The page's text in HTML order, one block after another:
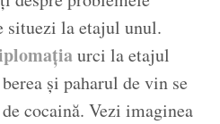
situezi la etajul unul.
urci la etajul
și paharul de vin se
cocaină. Vezi imaginea